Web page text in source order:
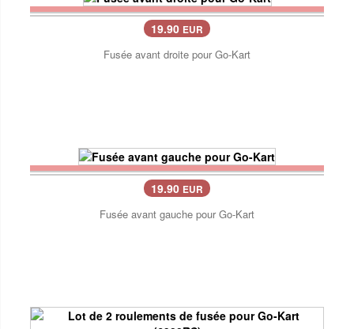
19.90 EUR
Fusée avant droite pour Go-Kart
19.90 EUR
Fusée avant gauche pour Go-Kart